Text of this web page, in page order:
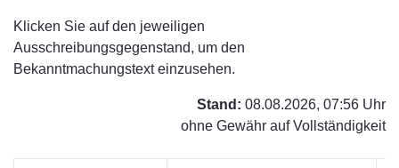
Klicken Sie auf den jeweiligen
Ausschreibungsgegenstand, um den
Bekanntmachungstext einzusehen.
Stand: 08.08.2026, 07:56 Uhr
ohne Gewähr auf Vollständigkeit